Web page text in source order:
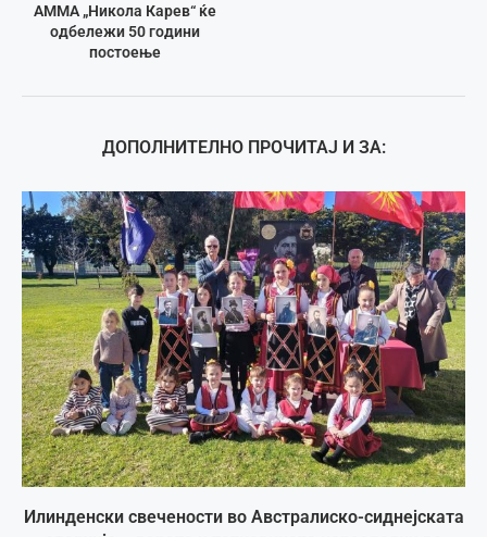
АММА „Никола Карев“ ќе
одбележи 50 години
постоење
ДОПОЛНИТЕЛНО ПРОЧИТАЈ И ЗА:
Илинденски свечености во Австралиско-сиднејската